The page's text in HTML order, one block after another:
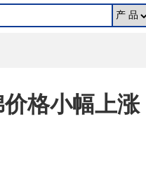
格小幅上涨